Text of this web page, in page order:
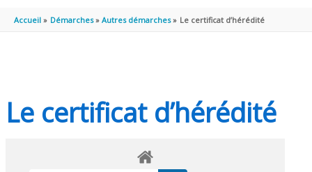
PRINCIPAL
Accueil Démarches Autres démarches Le certificat d’hérédité
Le certificat d’hérédité